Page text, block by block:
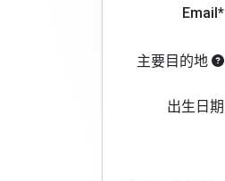
Email*
主要目的地
出生日期